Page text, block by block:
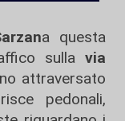
a questa
sulla via
attraversato
pedonali,